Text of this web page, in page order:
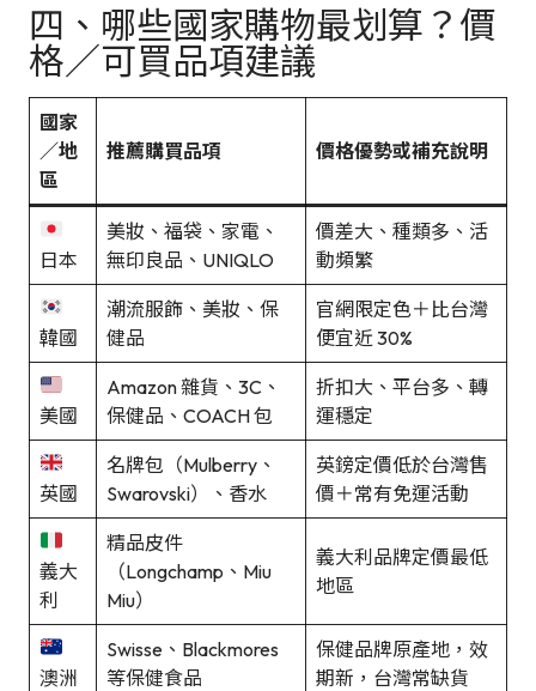
四、哪些國家購物最划算？價
格／可買品項建議
國家
／地
區
推薦購買品項 價格優勢或補充說明
日本
美妝、福袋、家電、
無印良品、UNIQLO
價差大、種類多、活
動頻繁
韓國
潮流服飾、美妝、保
健品
官網限定色＋比台灣
便宜近 30%
美國
Amazon 雜貨、3C、
保健品、COACH 包
折扣大、平台多、轉
運穩定
英國
名牌包（Mulberry、
Swarovski）、香水
英鎊定價低於台灣售
價＋常有免運活動
義大
利
精品皮件
（Longchamp、Miu
Miu）
義大利品牌定價最低
地區
澳洲
Swisse、Blackmores
等保健食品
保健品牌原產地，效
期新，台灣常缺貨